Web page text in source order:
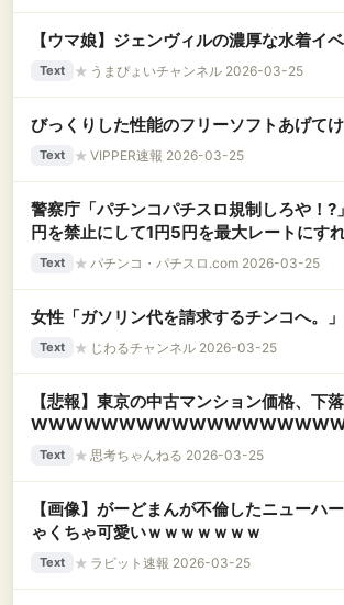
【ウマ娘】ジェンヴィルの濃厚な水着イ
Text ★ うまぴょいチャンネル 2026-03-25
びっくりした性能のフリーソフトあげて
Text ★ VIPPER速報 2026-03-25
警察庁「パチンコパチスロ規制しろや！
円を禁止にして1円5円を最大レートにす
は？」警察庁「」
Text ★ パチンコ・パチスロ.com 2026-03-25
女性「ガソリン代を請求するチンコへ。」
Text ★ じわるチャンネル 2026-03-25
【悲報】東京の中古マンション価格、下落
Text ★ 思考ちゃんねる 2026-03-25
【画像】がーどまんが不倫したニューハ
ゃくちゃ可愛いｗｗｗｗｗｗｗ
Text ★ ラビット速報 2026-03-25